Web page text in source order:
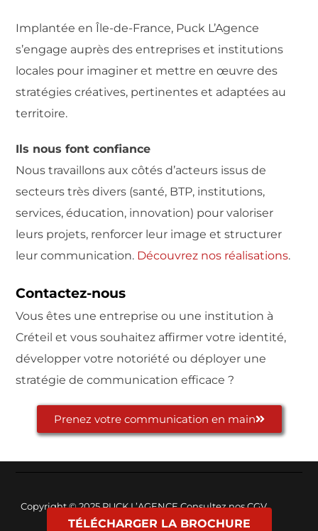
Implantée en Île-de-France, Puck L’Agence
s’engage auprès des entreprises et institutions
locales pour imaginer et mettre en œuvre des
stratégies créatives, pertinentes et adaptées au
territoire.
Ils nous font confiance
Nous travaillons aux côtés d’acteurs issus de
secteurs très divers (santé, BTP, institutions,
services, éducation, innovation) pour valoriser
leurs projets, renforcer leur image et structurer
leur communication. Découvrez nos réalisations.
Contactez-nous
Vous êtes une entreprise ou une institution à
Créteil et vous souhaitez affirmer votre identité,
développer votre notoriété ou déployer une
stratégie de communication efficace ?
Prenez votre communication en main
Copyright © 2025PUCK L’AGENCEConsultez nosCGV
TÉLÉCHARGER LA BROCHURE